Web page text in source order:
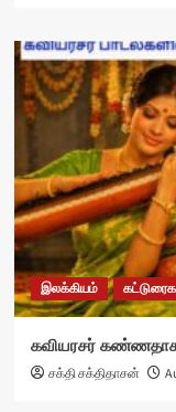
இலக்கியம்
கவியரசர்
சக்தி சக்திதாசன்